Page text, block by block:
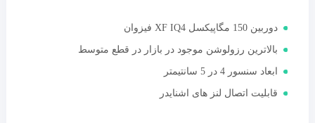
دوربین 150 مگاپیکسل XF IQ4 فیزوان
بالاترین رزولوشن موجود در بازار در قطع متوسط
ابعاد سنسور 4 در 5 سانتیمتر
قابلیت اتصال لنز های اشنایدر